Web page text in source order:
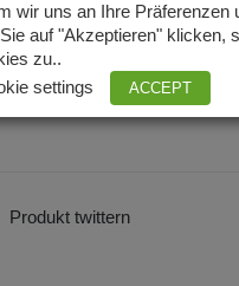
Produkt twittern
wir uns an Ihre Präferenzen
auf "Akzeptieren" klicken,
zu..
settings
ACCEPT